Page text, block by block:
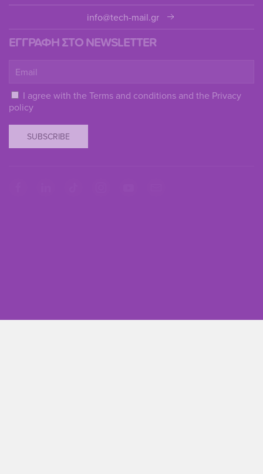
info@tech-mail.gr
ΕΓΓΡΑΦΗ ΣΤΟ NEWSLETTER
I agree with the Terms and conditions and the Privacy
policy
SUBSCRIBE